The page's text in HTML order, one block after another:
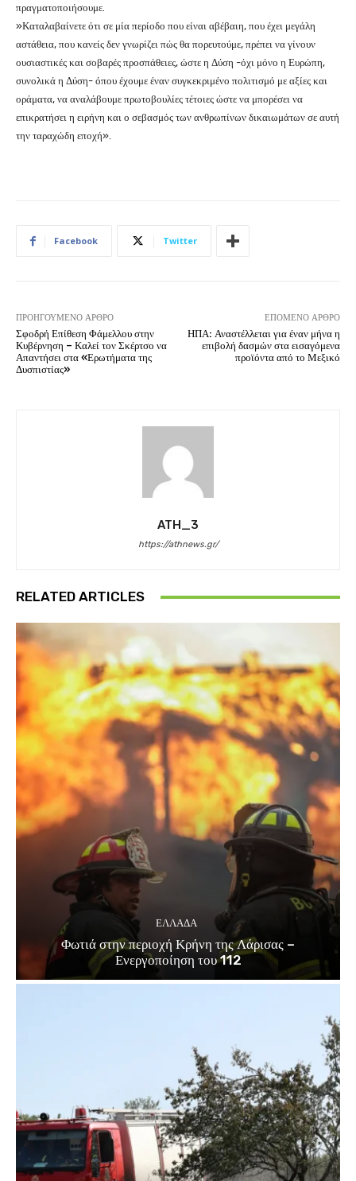
πραγματοποιήσουμε.
»Καταλαβαίνετε ότι σε μία περίοδο που είναι αβέβαιη, που έχει μεγάλη
αστάθεια, που κανείς δεν γνωρίζει πώς θα πορευτούμε, πρέπει να γίνουν
ουσιαστικές και σοβαρές προσπάθειες, ώστε η Δύση -όχι μόνο η Ευρώπη,
συνολικά η Δύση- όπου έχουμε έναν συγκεκριμένο πολιτισμό με αξίες και
οράματα, να αναλάβουμε πρωτοβουλίες τέτοιες ώστε να μπορέσει να
επικρατήσει η ειρήνη και ο σεβασμός των ανθρωπίνων δικαιωμάτων σε αυτή
την ταραχώδη εποχή».
Facebook Twitter
ΠΡΟΗΓΟΎΜΕΝΟ ΆΡΘΡΟ
Σφοδρή Επίθεση Φάμελλου στην
Κυβέρνηση – Καλεί τον Σκέρτσο να
Απαντήσει στα «Ερωτήματα της
Δυσπιστίας»
ΕΠΌΜΕΝΟ ΆΡΘΡΟ
ΗΠΑ: Αναστέλλεται για έναν μήνα η
επιβολή δασμών στα εισαγόμενα
προϊόντα από το Μεξικό
ATH_3
https://athnews.gr/
RELATED ARTICLES
ΕΛΛΑΔΑ
Φωτιά στην περιοχή Κρήνη της Λάρισας –
Ενεργοποίηση του 112